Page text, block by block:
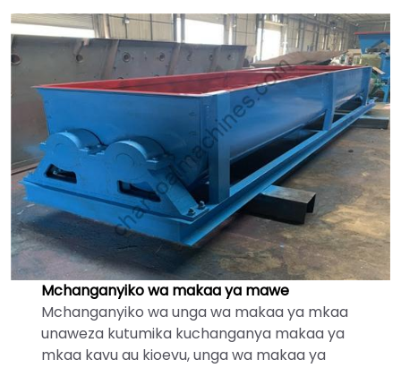
Mchanganyiko wa makaa ya mawe
Mchanganyiko wa unga wa makaa ya mkaa
unaweza kutumika kuchanganya makaa ya
mkaa kavu au kioevu, unga wa makaa ya